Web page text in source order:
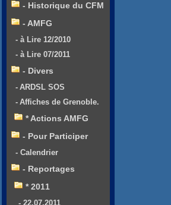
- Historique du CFM
- AMFG
- à Lire 12/2010
- à Lire 07/2011
- Divers
- ARDSL SOS
- Affiches de Grenoble.
* Actions AMFG
- Pour Participer
- Calendrier
- Reportages
* 2011
- 22.07.2011